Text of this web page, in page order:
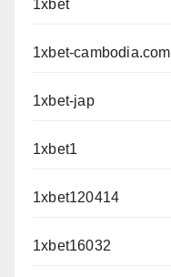
1xbet
1xbet-cambodia.com
1xbet-jap
1xbet1
1xbet120414
1xbet16032